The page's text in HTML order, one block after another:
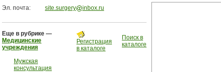
Эл. почта:
site.surgery inbox.ru
Еще в рубрике —
Медицинские
учреждения
Мужская
консультация
Регистрация
в каталоге
Поиск в
каталоге